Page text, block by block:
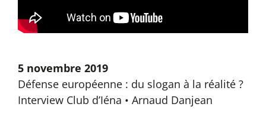
5 novembre 2019
Défense européenne : du slogan à la réalité ?
Interview Club d’Iéna • Arnaud Danjean